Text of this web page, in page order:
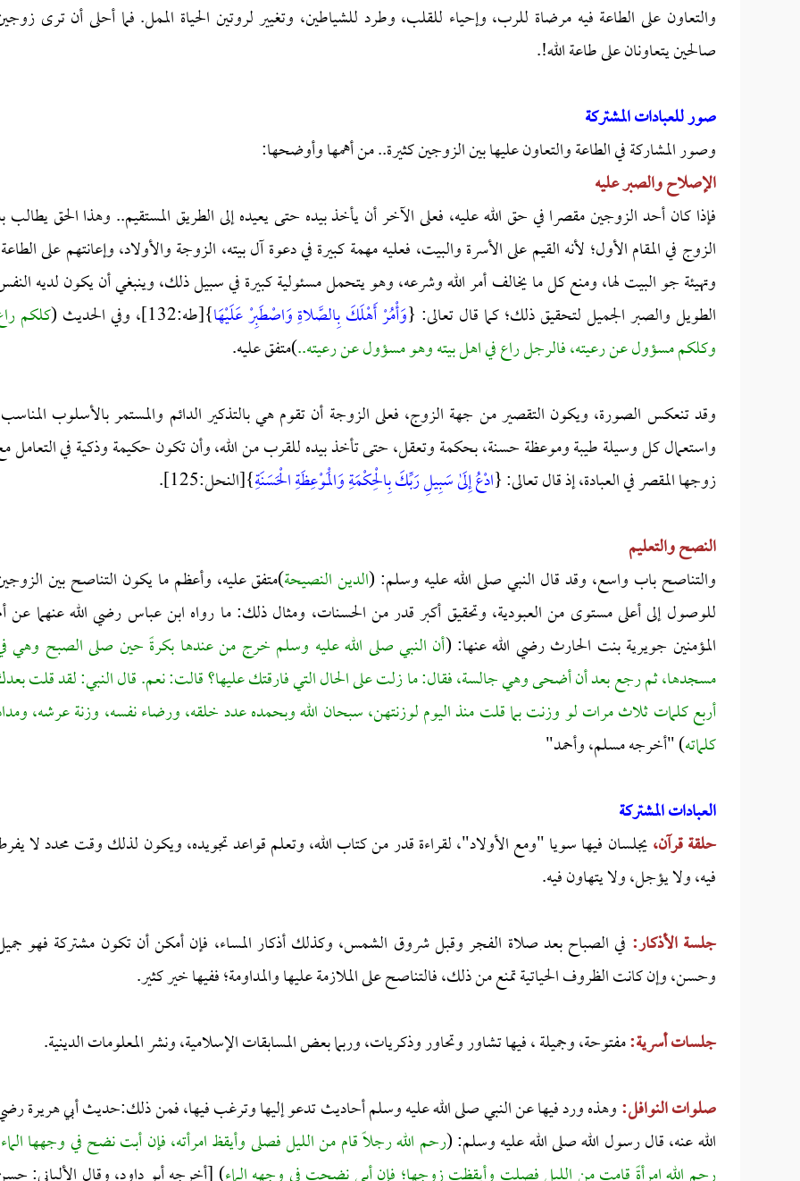
والتعاون على الطاعة فيه مرضاة للرب، وإحياء للقلب، وطرد للشياطين، وتغيير لروتين الحياة الممل. فما أحلى أن ترى
صالحين يتعاونان على طاعة الله!.
صور للعبادات المشتركة
وصور المشاركة في الطاعة والتعاون عليها بين الزوجين كثيرة.. من أهمها وأوضحها:
الإصلاح والصبر عليه
فإذا كان أحد الزوجين مقصرا في حق الله عليه، فعلى الآخر أن يأخذ بيده حتى يعيده إلى الطريق المستقيم.. وهذا الحق يطالب
الزوج في المقام الأول؛ لأنه القيم على الأسرة والبيت، فعليه مهمة كبيرة في دعوة آل بيته، الزوجة والأولاد، وإعانتهم على
وتهيئة جو البيت لها، ومنع كل ما يخالف أمر الله وشرعه، وهو يتحمل مسئولية كبيرة في سبيل ذلك، وينبغي أن يكون لديه
الطويل والصبر الجميل لتحقيق ذلك؛ كما قال تعالى: {وَأْمُرْ أَهْلَكَ بِالصَّلاةِ وَاصْطَبِرْ عَلَيْهَا}[طه:132]، وفي الحديث (
كلكم
وكلكم مسؤول عن رعيته، فالرجل راع في اهل بيته وهو مسؤول عن رعيته..)متفق عليه.
وقد تنعكس الصورة، ويكون التقصير من جهة الزوج، فعلى الزوجة أن تقوم هي بالتذكير الدائم والمستمر بالأسلوب
واستعمال كل وسيلة طيبة وموعظة حسنة، بحكمة وتعقل، حتى تأخذ بيده للقرب من الله، وأن تكون حكيمة وذكية في التعامل
زوجها المقصر في العبادة، إذ قال تعالى: {ادْعُ إِلَىٰ سَبِيلِ رَبِّكَ بِالْحِكْمَةِ وَالْمَوْعِظَةِ الْحَسَنَةِ}[النحل:125].
النصح والتعليم
والتناصح باب واسع، وقد قال النبي صلى الله عليه وسلم: (الدين النصيحة)متفق عليه، وأعظم ما يكون التناصح بين
للوصول إلى أعلى مستوى من العبودية، وتحقيق أكبر قدر من الحسنات، ومثال ذلك: ما رواه ابن عباس رضي الله عنهما عن
المؤمنين جويرية بنت الحارث رضي الله عنها: (أن النبي صلى الله عليه وسلم خرج من عندها بكرةً حين صلى الصبح وهي
مسجدها، ثم رجع بعد أن أضحى وهي جالسة، فقال: ما زلت على الحال التي فارقتك عليها؟ قالت: نعم. قال النبي: لقد قلت
أربع كلمات ثلاث مرات لو وزنت بما قلت منذ اليوم لوزنتهن، سبحان الله وبحمده عدد خلقه، ورضاء نفسه، وزنة عرشه،
كلماته) "أخرجه مسلم، وأحمد"
العبادات المشتركة
حلقة قرآن،يجلسان فيها سويا "ومع الأولاد"، لقراءة قدر من كتاب الله، وتعلم قواعد تجويده، ويكون لذلك وقت محدد لا
فيه، ولا يؤجل، ولا يتهاون فيه.
جلسة الأذكار: في الصباح بعد صلاة الفجر وقبل شروق الشمس، وكذلك أذكار المساء، فإن أمكن أن تكون مشتركة فهو
وحسن، وإن كانت الظروف الحياتية تمنع من ذلك، فالتناصح على الملازمة عليها والمداومة؛ ففيها خير كثير.
جلسات أسرية:مفتوحة، وجميلة ، فيها تشاور وتحاور وذكريات، وربما بعض المسابقات الإسلامية، ونشر المعلومات الدينية.
صلوات النوافل:وهذه ورد فيها عن النبي صلى الله عليه وسلم أحاديث تدعو إليها وترغب فيها، فمن ذلك:حديث أبي هريرة
الله عنه، قال رسول الله صلى الله عليه وسلم: (رحم الله رجلاً قام من الليل فصلى وأيقظ امرأته، فإن أبت نضح في وجهها